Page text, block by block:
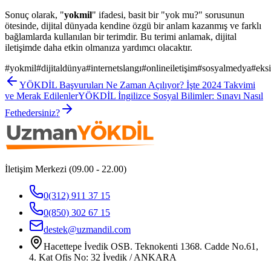
Sonuç olarak, "yokmil" ifadesi, basit bir "yok mu?" sorusunun
ötesinde, dijital dünyada kendine özgü bir anlam kazanmış ve farklı
bağlamlarda kullanılan bir terimdir. Bu terimi anlamak, dijital
iletişimde daha etkin olmanıza yardımcı olacaktır.
#yokmil#dijitaldünya#internetslangı#onlineiletişim#sosyalmedya#
YÖKDİL Başvuruları Ne Zaman Açılıyor? İşte 2024 Takvimi
ve Merak EdilenlerYÖKDİL İngilizce Sosyal Bilimler: Sınavı Nasıl
Fethedersiniz?
İletişim Merkezi (09.00 - 22.00)
0(312) 911 37 15
0(850) 302 67 15
destek@uzmandil.com
Hacettepe İvedik OSB. Teknokenti 1368. Cadde No.61,
4. Kat Ofis No: 32 İvedik / ANKARA